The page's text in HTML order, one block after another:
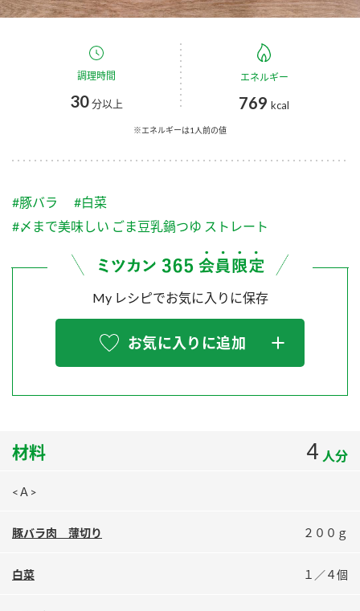
スープ
かおりの蔵
納豆のサイト
PIN印
三ツ判山吹
スペシャルサイト
お酢を知ろう！
ぽん酢サワー
鍋奉行マニュアル
人気商品 ＋ おすすめレシピ
ミツカングループについて
企業理念
ミツカンを知る
環境への取り組み
ZENB initiative
MIM（ミツカンミュージアム）
各部門が大切にしていること
お客様相談センター
販売終了製品のご案内
よくあるご質問
地図から取り扱い店舗を探す
調理時間
30分以上
エネルギー
769 kcal
※エネルギーは1人前の値
#豚バラ
#白菜
#〆まで美味しい ごま豆乳鍋つゆ ストレート
My レシピでお気に入りに保存
お気に入りに追加
材料 4 人分
<Ａ>
豚バラ肉 薄切り ２００ｇ
白菜 １／４個